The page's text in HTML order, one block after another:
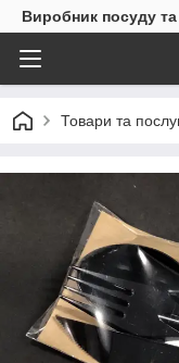
Виробник посуду
Товари та